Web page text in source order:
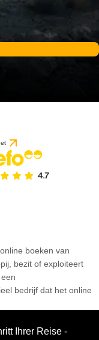
boeken van
bezit of exploiteert
bedrijf dat het online
Ihrer Reise -